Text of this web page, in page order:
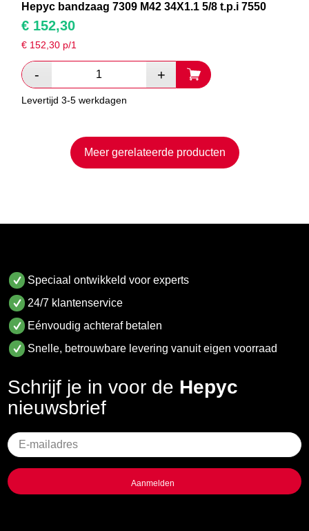
Hepyc bandzaag 7309 M42 34X1.1 5/8 t.p.i 7550
€ 152,30
€ 152,30 p/1
Levertijd 3-5 werkdagen
Meer gerelateerde producten
Speciaal ontwikkeld voor experts
24/7 klantenservice
Eénvoudig achteraf betalen
Snelle, betrouwbare levering vanuit eigen voorraad
Schrijf je in voor de Hepyc
nieuwsbrief
Geen
titel